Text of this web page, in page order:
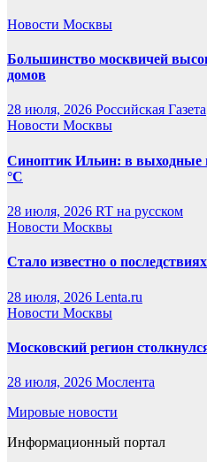
Новости Москвы
Большинство москвичей
домов
28 июля, 2026 Российская Газета
Новости Москвы
Синоптик Ильин: в выходные
°C
28 июля, 2026 RT на русском
Новости Москвы
Стало известно о
28 июля, 2026 Lenta.ru
Новости Москвы
Московский регион
28 июля, 2026 Мослента
Мировые новости
Информационный портал